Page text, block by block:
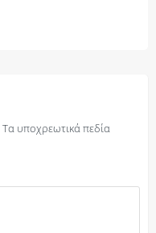
Τα υποχρεωτικά πεδία